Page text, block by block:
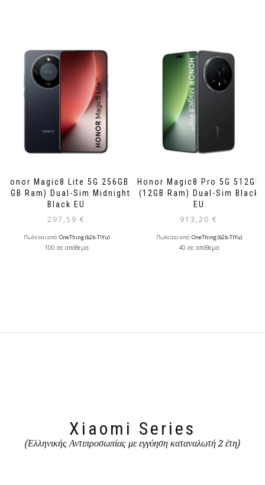
Honor Magic8 Lite 5G 256GB
(8GB Ram) Dual-Sim Midnight
Black EU
297,59 €
Πωλείται από:OneThing (b2b-TlYu)
100 σε απόθεμα
Honor Magic8 Pro 5G 512GB
(12GB Ram) Dual-Sim Black
EU
913,20 €
Πωλείται από:OneThing (b2b-TlYu)
40 σε απόθεμα
Xiaomi Series
(Ελληνικής Αντιπροσωπίας με εγγύηση καταναλωτή 2 έτη)